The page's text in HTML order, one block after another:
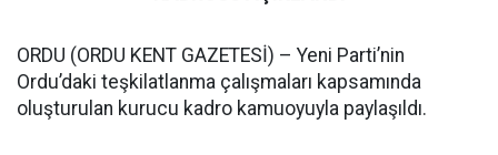
ORDU (ORDU KENT GAZETESİ) – Yeni Parti’nin
Ordu’daki teşkilatlanma çalışmaları kapsamında
oluşturulan kurucu kadro kamuoyuyla paylaşıldı.